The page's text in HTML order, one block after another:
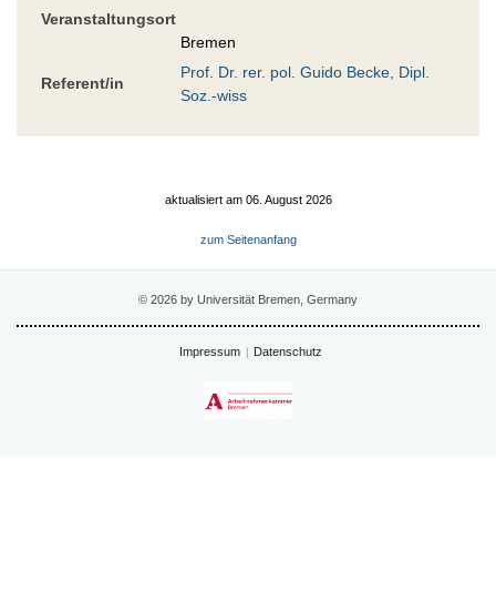
Veranstaltungsort
Bremen
Referent/in
Prof. Dr. rer. pol. Guido Becke, Dipl.
Soz.-wiss
aktualisiert am 06. August 2026
zum Seitenanfang
© 2026 by Universität Bremen, Germany
Impressum Datenschutz